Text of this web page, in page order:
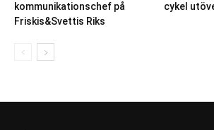
kommunikationschef på
Friskis&Svettis Riks
cykel